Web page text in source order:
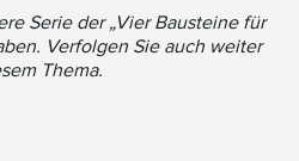
Serie der „Vier Bausteine für
Verfolgen Sie auch weiter
Thema.